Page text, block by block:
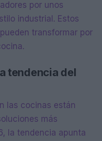
por unos
industrial. Estos
transformar por
tendencia del
las cocinas están
más
la tendencia apunta